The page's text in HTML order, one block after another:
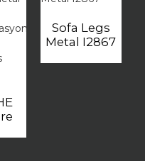
Sofa Legs
Metal I2867